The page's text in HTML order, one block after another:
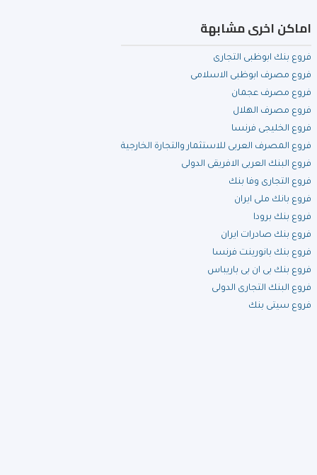
اماكن اخرى مشابهة
فروع بنك ابوظبى التجارى
فروع مصرف ابوظبى الاسلامى
فروع مصرف عجمان
فروع مصرف الهلال
فروع الخليجى فرنسا
فروع المصرف العربى للاستثمار والتجارة الخارجية
فروع البنك العربى الافريقى الدولى
فروع التجارى وفا بنك
فروع بانك ملى ايران
فروع بنك برودا
فروع بنك صادرات ايران
فروع بنك بانورينت فرنسا
فروع بنك بى ان بى باريباس
فروع البنك التجارى الدولى
فروع سيتى بنك